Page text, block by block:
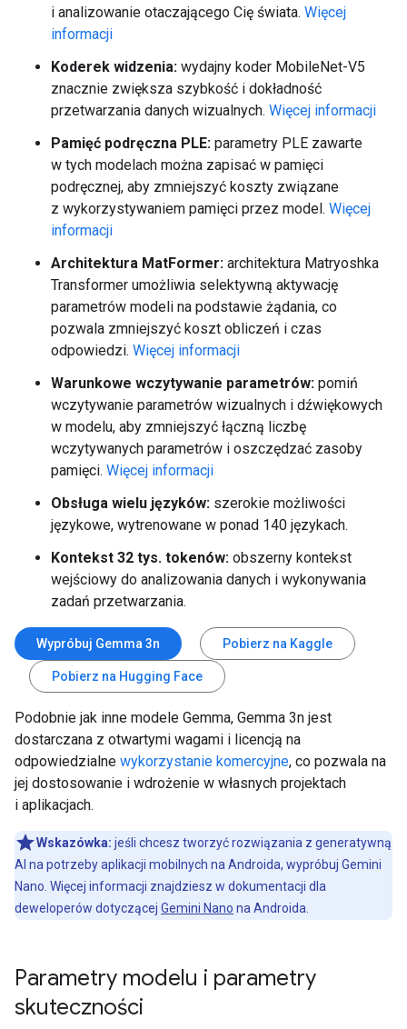
i analizowanie otaczającego Cię świata. Więcej
informacji
Koderek widzenia: wydajny koder MobileNet-V5
znacznie zwiększa szybkość i dokładność
przetwarzania danych wizualnych. Więcej informacji
Pamięć podręczna PLE: parametry PLE zawarte
w tych modelach można zapisać w pamięci
podręcznej, aby zmniejszyć koszty związane
z wykorzystywaniem pamięci przez model. Więcej
informacji
Architektura MatFormer: architektura Matryoshka
Transformer umożliwia selektywną aktywację
parametrów modeli na podstawie żądania, co
pozwala zmniejszyć koszt obliczeń i czas
odpowiedzi. Więcej informacji
Warunkowe wczytywanie parametrów: pomiń
wczytywanie parametrów wizualnych i dźwiękowych
w modelu, aby zmniejszyć łączną liczbę
wczytywanych parametrów i oszczędzać zasoby
pamięci. Więcej informacji
Obsługa wielu języków: szerokie możliwości
językowe, wytrenowane w ponad 140 językach.
Kontekst 32 tys. tokenów: obszerny kontekst
wejściowy do analizowania danych i wykonywania
zadań przetwarzania.
Wypróbuj Gemma 3n Pobierz na Kaggle
Pobierz na Hugging Face
Podobnie jak inne modele Gemma, Gemma 3n jest
dostarczana z otwartymi wagami i licencją na
odpowiedzialne wykorzystanie komercyjne, co pozwala na
jej dostosowanie i wdrożenie w własnych projektach
i aplikacjach.
Wskazówka: jeśli chcesz tworzyć rozwiązania z generatywną
AI na potrzeby aplikacji mobilnych na Androida, wypróbuj Gemini
Nano. Więcej informacji znajdziesz w dokumentacji dla
deweloperów dotyczącej Gemini Nano na Androida.
Parametry modelu i parametry
skuteczności